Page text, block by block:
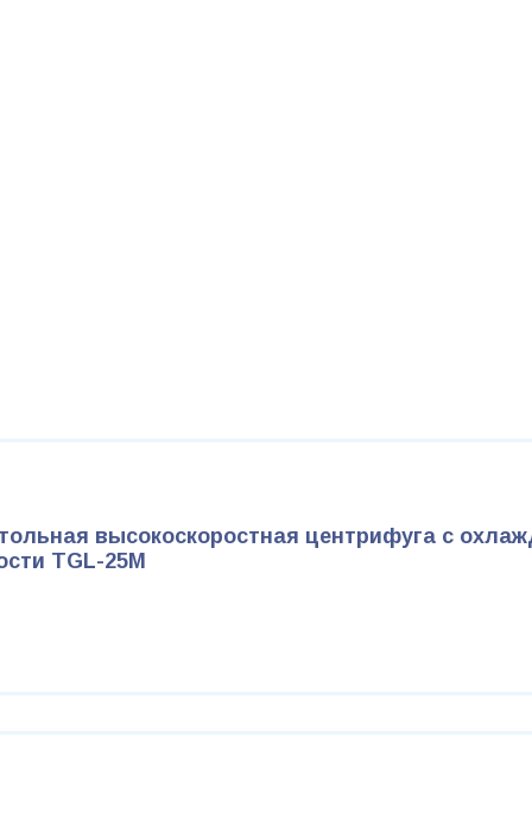
высокоскоростная центрифуга с
TGL-25M